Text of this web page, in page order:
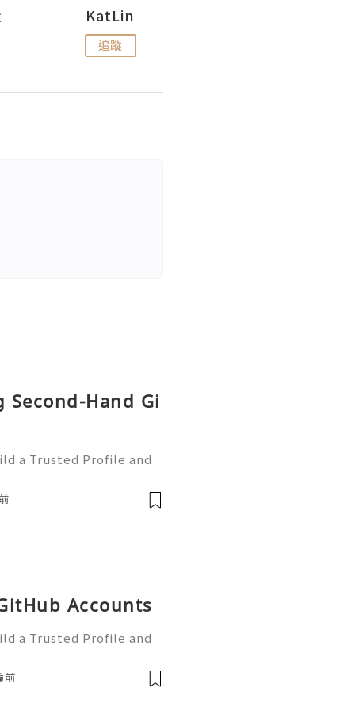
KatLin
追蹤
Hand Gi
a Trusted Profile and
and collabo
Accounts
a Trusted Profile and
and collabo
前